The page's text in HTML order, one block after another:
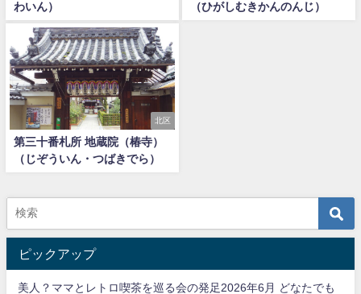
わいん）
（ひがしむきかんのんじ）
北区
第三十番札所 地蔵院（椿寺）
（じぞういん・つばきでら）
ピックアップ
美人？ママとレトロ喫茶を巡る会の発足2026年6月 どなたでも